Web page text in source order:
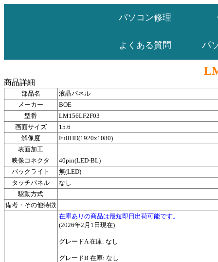
パソコン修理
よくある質問 パ
商品詳細
部品名
液晶パネル
メーカー
BOE
型番
LM156LF2F03
画面サイズ
15.6
解像度
FullHD(1920x1080)
表面加工
映像コネクタ
40pin(LED-BL)
バックライト
無(LED)
タッチパネル
なし
駆動方式
備考・その他特徴
在庫ありの商品は最短即日出荷可能です。
(2026年2月1日現在)
グレードA 在庫: なし
グレードB 在庫: なし